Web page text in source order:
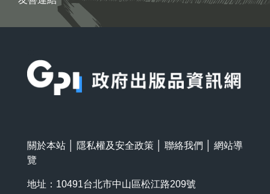
關於本站 隱私權及安全政策 聯絡我們
網站導
覽
地址：10491台北市中山區松江路209號